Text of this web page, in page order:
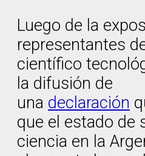
Luego de la
representantes
científico
la difusión de
una declaración
que el estado de
ciencia en la